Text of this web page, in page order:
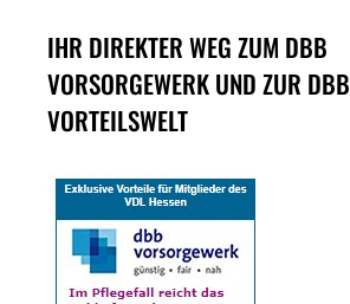
IHR DIREKTER WEG ZUM DBB
VORSORGEWERK UND ZUR DBB
VORTEILSWELT